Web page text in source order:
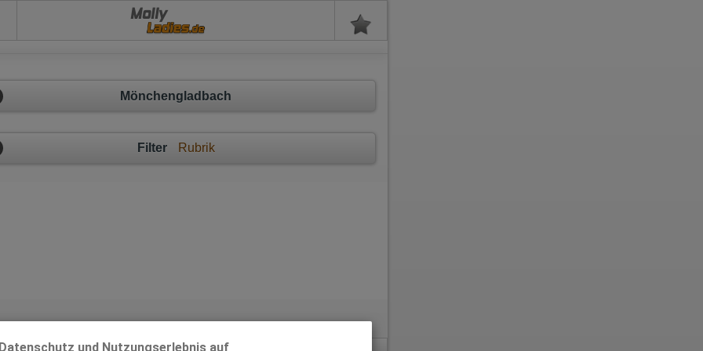
und Nutzungserlebnis auf
Molly
Mönchengladbach
Filter Rubrik